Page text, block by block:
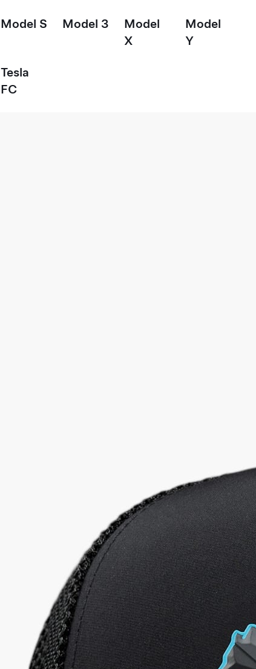
Model S Model 3
Model
X
Model
Y
Tesla
FC